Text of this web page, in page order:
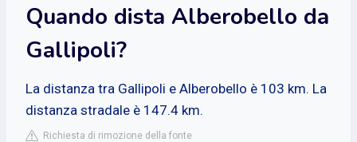
Quando dista Alberobello da
Gallipoli?
La distanza tra Gallipoli e Alberobello è 103 km. La
distanza stradale è 147.4 km.
Richiesta di rimozione della fonte